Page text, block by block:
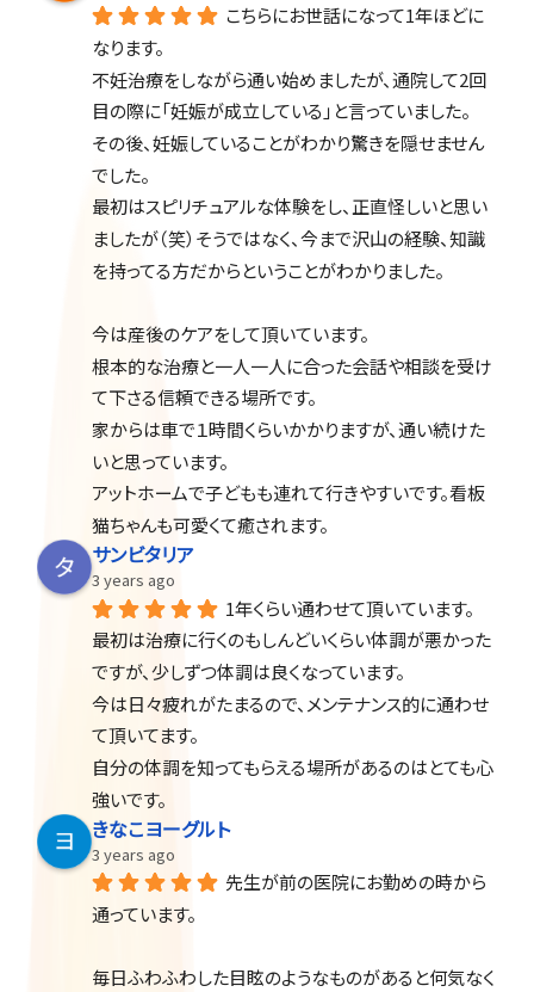
こちらにお世話になって1年ほどに
なります。
不妊治療をしながら通い始めましたが、通院して2回
目の際に「妊娠が成立している」と言っていました。
その後、妊娠していることがわかり驚きを隠せません
でした。
最初はスピリチュアルな体験をし、正直怪しいと思い
ましたが（笑）そうではなく、今まで沢山の経験、知識
を持ってる方だからということがわかりました。
今は産後のケアをして頂いています。
根本的な治療と一人一人に合った会話や相談を受け
て下さる信頼できる場所です。
家からは車で１時間くらいかかりますが、通い続けた
いと思っています。
アットホームで子どもも連れて行きやすいです。看板
猫ちゃんも可愛くて癒されます。
サンビタリア
3 years ago
1年くらい通わせて頂いています。
最初は治療に行くのもしんどいくらい体調が悪かった
ですが、少しずつ体調は良くなっています。
今は日々疲れがたまるので、メンテナンス的に通わせ
て頂いてます。
自分の体調を知ってもらえる場所があるのはとても心
強いです。
きなこヨーグルト
3 years ago
先生が前の医院にお勤めの時から
通っています。
毎日ふわふわした目眩のようなものがあると何気なく